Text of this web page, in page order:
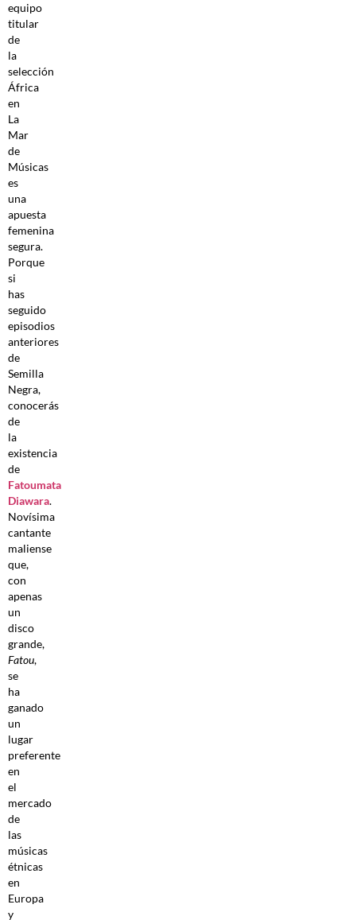
equipo
titular
de
la
selección
África
en
La
Mar
de
Músicas
es
una
apuesta
femenina
segura.
Porque
si
has
seguido
episodios
anteriores
de
Semilla
Negra,
conocerás
de
la
existencia
de
Fatoumata
Diawara.
Novísima
cantante
maliense
que,
con
apenas
un
disco
grande,
Fatou,
se
ha
ganado
un
lugar
preferente
en
el
mercado
de
las
músicas
étnicas
en
Europa
y